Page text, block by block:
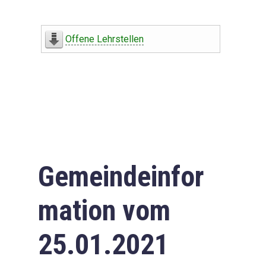
Offene Lehrstellen
Gemeindeinfor
mation vom
25.01.2021